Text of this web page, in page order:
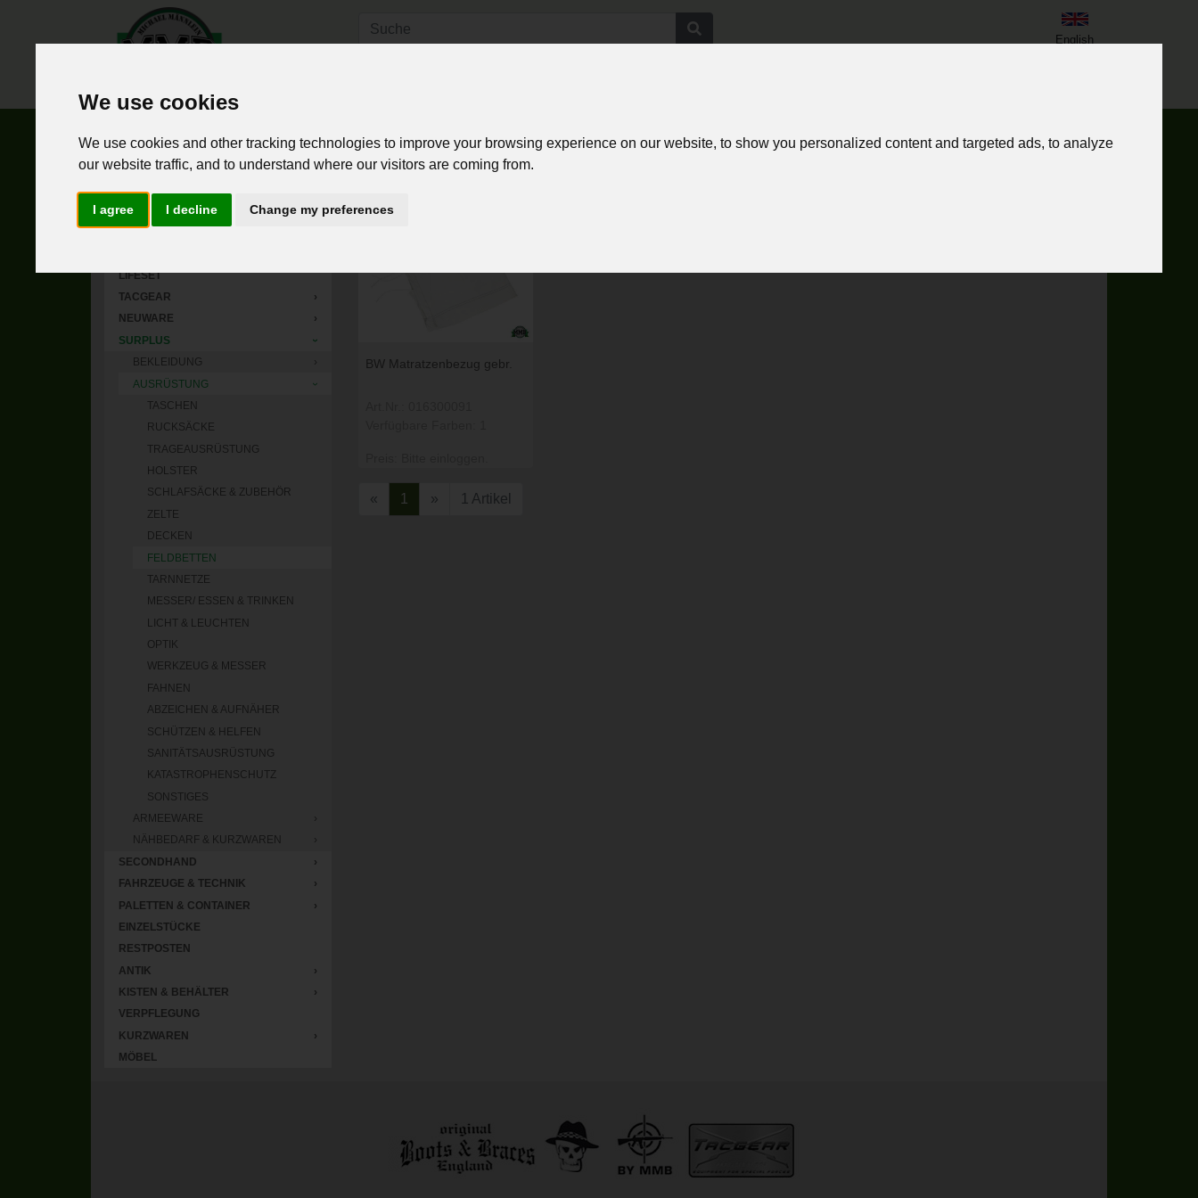
We use cookies
We use cookies and other tracking technologies to improve your browsing experience on our website, to show you personalized content and targeted ads, to analyze
our website traffic, and to understand where our visitors are coming from.
I agree I decline Change my preferences
English
Home Surplus Ausrüstung Feldbetten
NEUHEITEN
›
BOOTS & BRACES
LIFESET
TACGEAR
›
NEUWARE
›
SURPLUS
›
BEKLEIDUNG
›
AUSRÜSTUNG
›
TASCHEN
RUCKSÄCKE
TRAGEAUSRÜSTUNG
HOLSTER
SCHLAFSÄCKE & ZUBEHÖR
ZELTE
DECKEN
FELDBETTEN
TARNNETZE
MESSER/ ESSEN & TRINKEN
LICHT & LEUCHTEN
OPTIK
WERKZEUG & MESSER
FAHNEN
ABZEICHEN & AUFNÄHER
SCHÜTZEN & HELFEN
SANITÄTSAUSRÜSTUNG
KATASTROPHENSCHUTZ
SONSTIGES
ARMEEWARE
›
NÄHBEDARF & KURZWAREN
›
SECONDHAND
›
FAHRZEUGE & TECHNIK
›
PALETTEN & CONTAINER
›
EINZELSTÜCKE
RESTPOSTEN
ANTIK
›
KISTEN & BEHÄLTER
›
VERPFLEGUNG
KURZWAREN
›
MÖBEL
BW Matratzenbezug gebr.
« 1 » 1 Artikel